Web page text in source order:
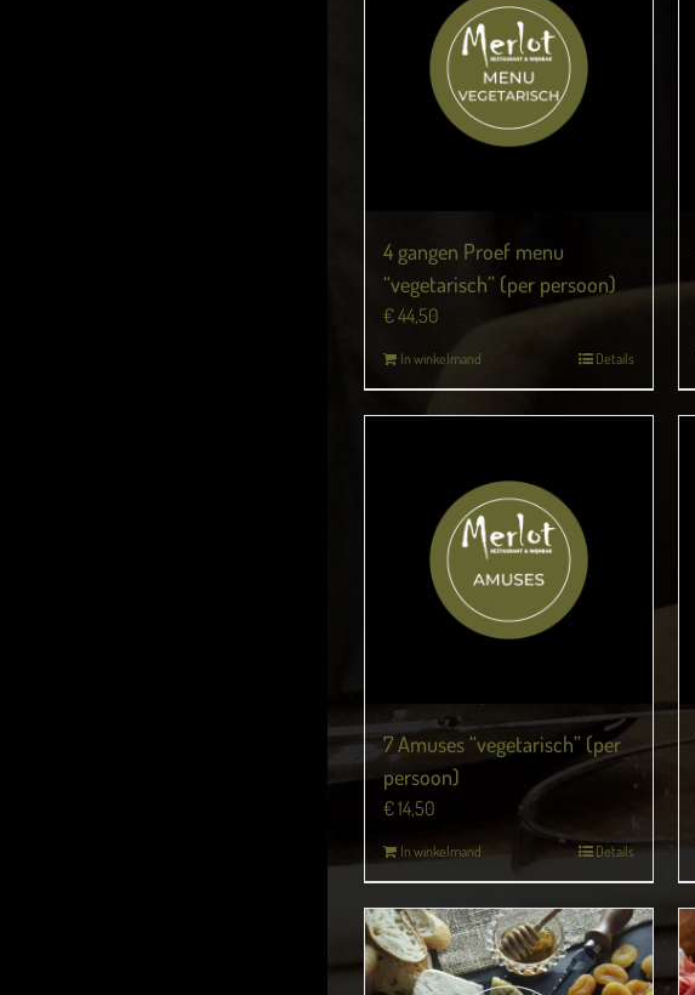
4 gangen Proef menu
“vegetarisch” (per persoon)
€44,50
In winkelmand Details
7 Amuses “vegetarisch” (per
persoon)
€14,50
In winkelmand Details